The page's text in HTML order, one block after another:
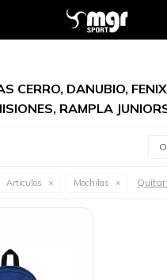
CERRO, DANUBIO,
RAMPLA
Artículos Mochilas